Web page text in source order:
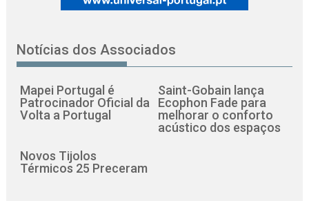
Notícias dos Associados
Mapei Portugal é
Patrocinador Oficial da
Volta a Portugal
Saint-Gobain lança
Ecophon Fade para
melhorar o conforto
acústico dos espaços
Novos Tijolos
Térmicos 25 Preceram